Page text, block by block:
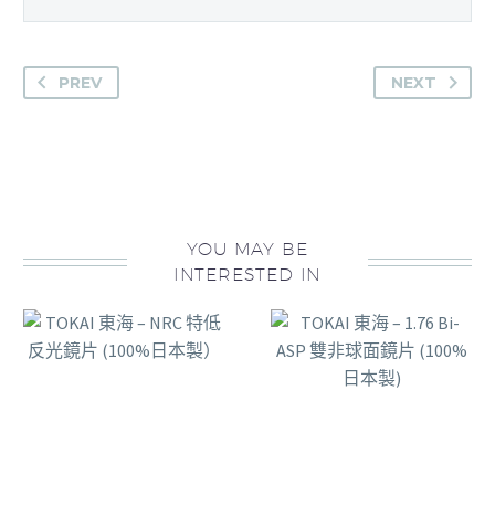
PREV NEXT
YOU MAY BE
INTERESTED IN